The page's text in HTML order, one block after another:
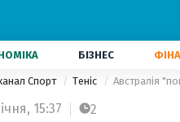
БІЗНЕС
Спорт Теніс Австралія
15:37 2